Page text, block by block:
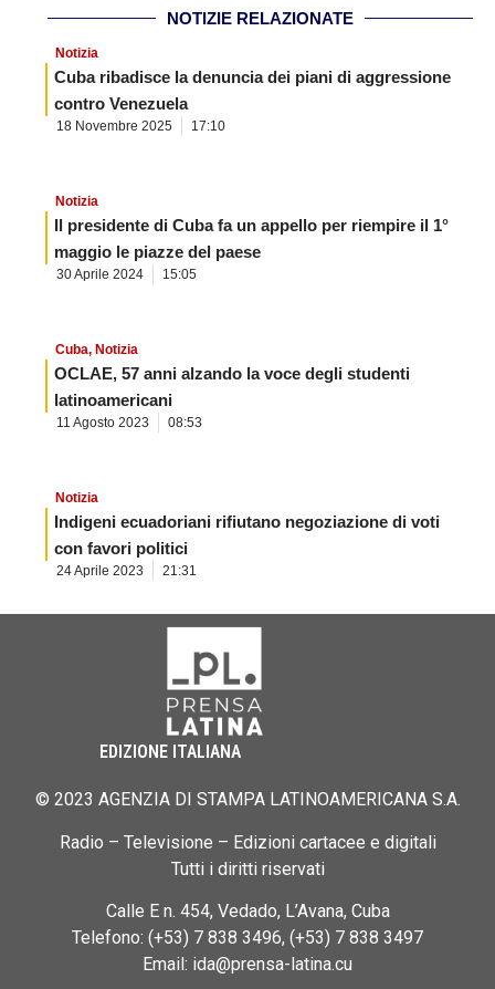
NOTIZIE RELAZIONATE
Notizia
Cuba ribadisce la denuncia dei piani di aggressione
contro Venezuela
18 Novembre 2025 17:10
Notizia
Il presidente di Cuba fa un appello per riempire il 1°
maggio le piazze del paese
30 Aprile 2024 15:05
Cuba, Notizia
OCLAE, 57 anni alzando la voce degli studenti
latinoamericani
11 Agosto 2023 08:53
Notizia
Indigeni ecuadoriani rifiutano negoziazione di voti
con favori politici
24 Aprile 2023 21:31
EDIZIONE ITALIANA
© 2023 AGENZIA DI STAMPA LATINOAMERICANA S.A.
Radio – Televisione – Edizioni cartacee e digitali
Tutti i diritti riservati
Calle E n. 454, Vedado, L’Avana, Cuba
Telefono: (+53) 7 838 3496, (+53) 7 838 3497
Email: ida@prensa-latina.cu